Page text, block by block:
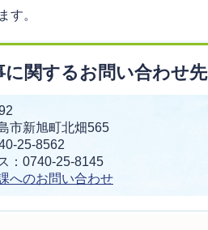
す。
に関するお問い合わせ先
市新旭町北畑565
25-8562
：0740-25-8145
へのお問い合わせ